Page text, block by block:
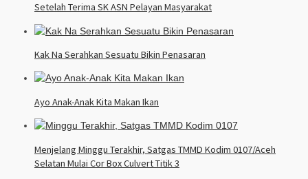
Setelah Terima SK ASN Pelayan Masyarakat
Kak Na Serahkan Sesuatu Bikin Penasaran
Ayo Anak-Anak Kita Makan Ikan
Menjelang Minggu Terakhir, Satgas TMMD Kodim 0107/Aceh
Selatan Mulai Cor Box Culvert Titik 3